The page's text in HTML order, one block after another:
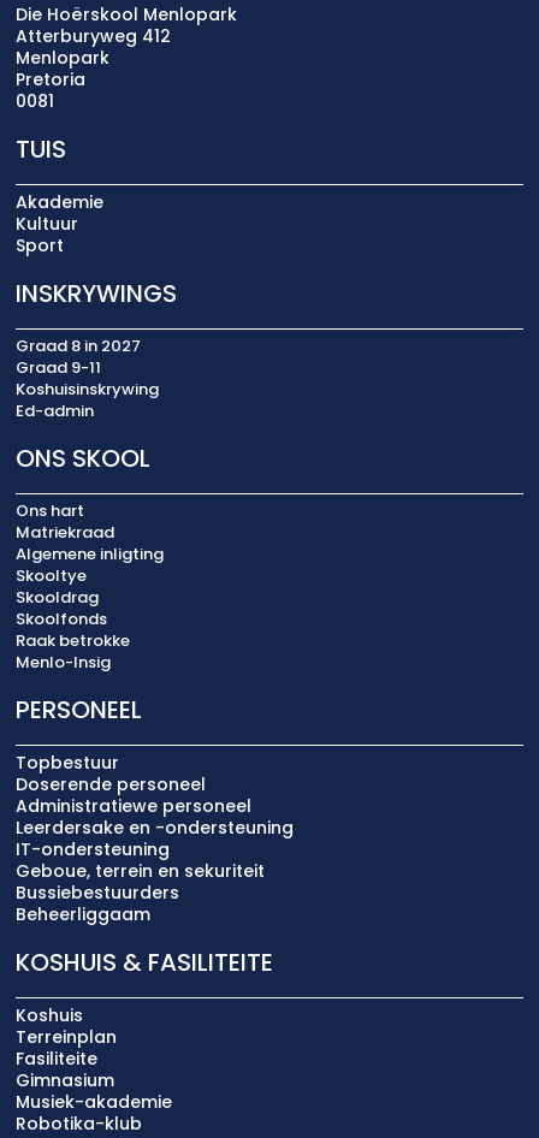
Die Hoërskool Menlopark
Atterburyweg 412
Menlopark
Pretoria
0081
TUIS
Akademie
Kultuur
Sport
INSKRYWINGS
Graad 8 in 2027
Graad 9-11
Koshuisinskrywing
Ed-admin
ONS SKOOL
Ons hart
Matriekraad
Algemene inligting
Skooltye
Skooldrag
Skoolfonds
Raak betrokke
Menlo-Insig
PERSONEEL
Topbestuur
Doserende personeel
Administratiewe personeel
Leerdersake en -ondersteuning
IT-ondersteuning
Geboue, terrein en sekuriteit
Bussiebestuurders
Beheerliggaam
KOSHUIS & FASILITEITE
Koshuis
Terreinplan
Fasiliteite
Gimnasium
Musiek-akademie
Robotika-klub